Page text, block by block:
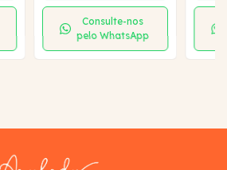
Consulte-nos
pelo WhatsApp